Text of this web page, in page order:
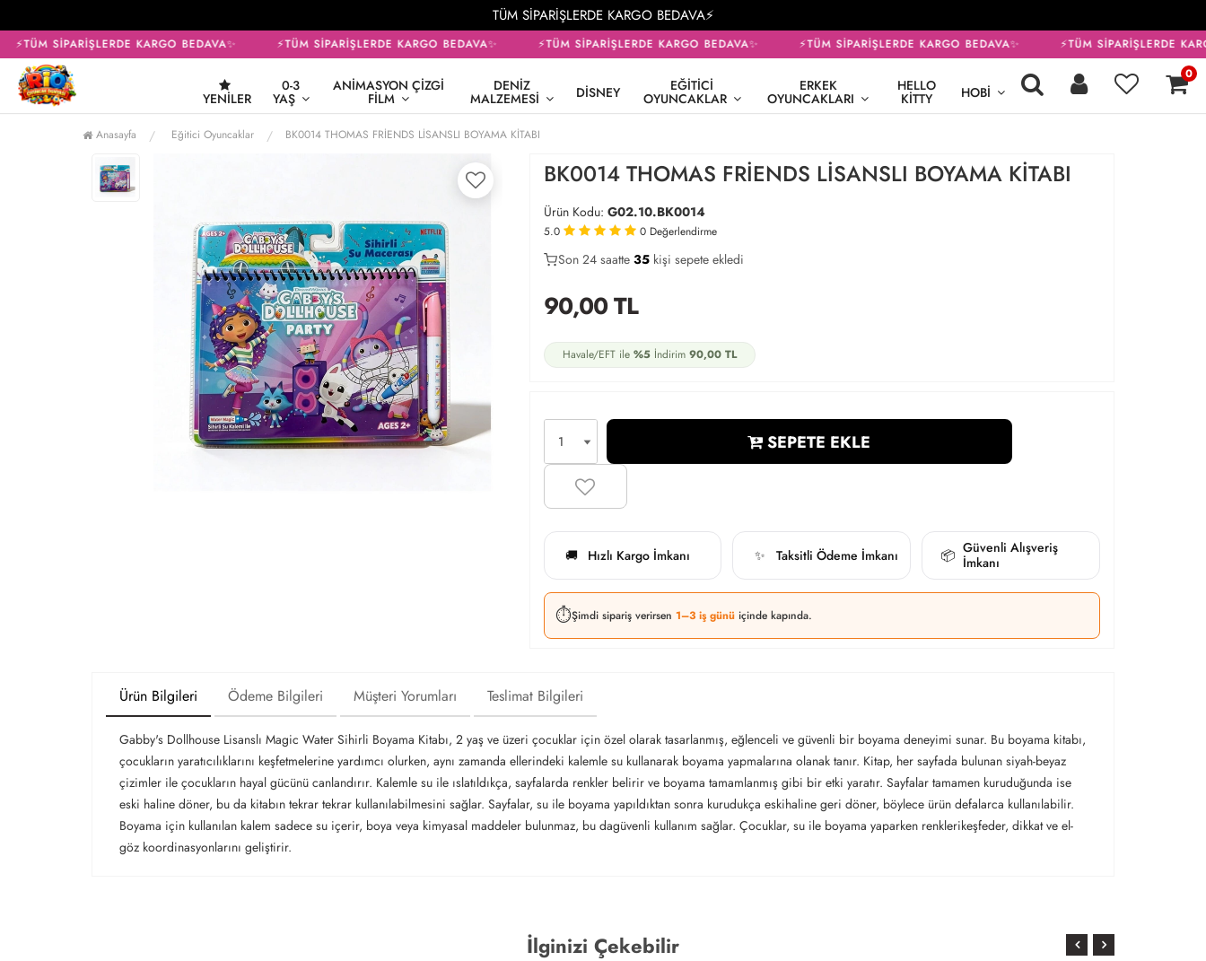
TÜM SİPARİŞLERDE KARGO BEDAVA⚡
⚡TÜM SİPARİŞLERDE KARGO BEDAVA✨ ⚡TÜM SİPARİŞLERDE KARGO BEDAVA✨ ⚡TÜM SİPARİŞLERDE KARGO BEDAVA✨ ⚡TÜM SİPARİŞLERDE KARGO BEDAVA✨ ⚡TÜM SİPARİŞLERDE
YENILER
0-3
YAŞ
ANIMASYON ÇIZGI
FILM
DENIZ
MALZEMESI DISNEY EĞITICI
OYUNCAKLAR
ERKEK
OYUNCAKLARI
HELLO
KITTY HOBI
0
Anasayfa Eğitici Oyuncaklar BK0014 THOMAS FRİENDS LİSANSLI BOYAMA KİTABI
BK0014 THOMAS FRİENDS LİSANSLI BOYAMA KİTABI
Ürün Kodu: G02.10.BK0014
5.0 0 Değerlendirme
20
Son 24 saatte 35kişi sepete ekledi
7
90,00TL
Havale/EFT ile %5İndirim 90,00TL
SEPETE EKLE
🚚 Hızlı Kargo İmkanı ✨ Taksitli Ödeme İmkanı 📦 Güvenli Alışveriş
İmkanı
⏱️Şimdi sipariş verirsen 1–3 iş günü içinde kapında.
Ürün Bilgileri Ödeme Bilgileri Müşteri Yorumları Teslimat Bilgileri
Gabby's Dollhouse Lisanslı Magic Water Sihirli Boyama Kitabı, 2 yaş ve üzeri çocuklar için özel olarak tasarlanmış, eğlenceli ve güvenli bir boyama deneyimi sunar. Bu boyama kitabı,
çocukların yaratıcılıklarını keşfetmelerine yardımcı olurken, aynı zamanda ellerindeki kalemle su kullanarak boyama yapmalarına olanak tanır. Kitap, her sayfada bulunan siyah-beyaz
çizimler ile çocukların hayal gücünü canlandırır. Kalemle su ile ıslatıldıkça, sayfalarda renkler belirir ve boyama tamamlanmış gibi bir etki yaratır. Sayfalar tamamen kuruduğunda ise
eski haline döner, bu da kitabın tekrar tekrar kullanılabilmesini sağlar. Sayfalar, su ile boyama yapıldıktan sonra kurudukça eskihaline geri döner, böylece ürün defalarca kullanılabilir.
Boyama için kullanılan kalem sadece su içerir, boya veya kimyasal maddeler bulunmaz, bu dagüvenli kullanım sağlar. Çocuklar, su ile boyama yaparken renklerikeşfeder, dikkat ve el-
göz koordinasyonlarını geliştirir.
İlginizi Çekebilir